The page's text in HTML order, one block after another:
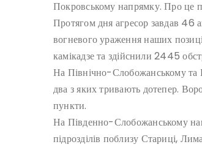
Покровському напрямку. Про це
Протягом дня агресор завдав 46
вогневого ураження наших
камікадзе та здійснили 2445
На Північно-Слобожанському та
два з яких тривають дотепер.
пункти.
На Південно-Слобожанському
підрозділів поблизу Стариці,